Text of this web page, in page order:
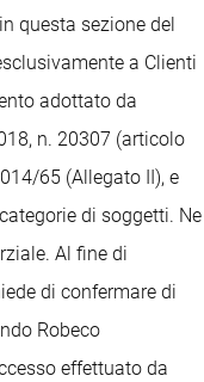
questa sezione del
a Clienti
adottato da
n. 20307 (articolo
65 (Allegato II), e
di soggetti. Ne
Al fine di
di confermare di
Robeco
effettuato da